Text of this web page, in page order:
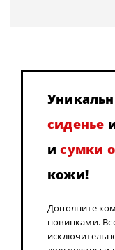
сиденье
исумки
кожи!
Дополните
новинками.